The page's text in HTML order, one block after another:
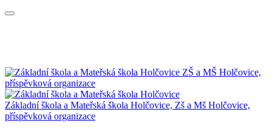
ZŠ a MŠ Holčovice,
příspěvková organizace
Základní škola a Mateřská škola Holčovice, Zš a Mš Holčovice,
příspěvková organizace